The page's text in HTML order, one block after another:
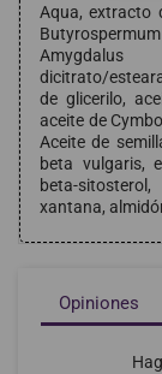
Aqua, extracto
Amygdalus
dicitrato/
de glicerilo,
aceite de
Aceite de
beta vulgaris,
beta-
xantana,
Opiniones